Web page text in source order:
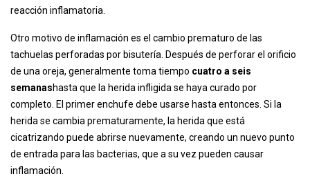
reacción inflamatoria.
Otro motivo de inflamación es el cambio prematuro de las
tachuelas perforadas por bisutería. Después de perforar el orificio
de una oreja, generalmente toma tiempo cuatro a seis
semanashasta que la herida infligida se haya curado por
completo. El primer enchufe debe usarse hasta entonces. Si la
herida se cambia prematuramente, la herida que está
cicatrizando puede abrirse nuevamente, creando un nuevo punto
de entrada para las bacterias, que a su vez pueden causar
inflamación.